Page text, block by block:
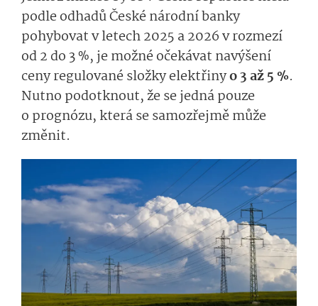
podle odhadů České národní banky
pohybovat v letech 2025 a 2026 v rozmezí
od 2 do 3 %, je možné očekávat navýšení
ceny regulované složky elektřinyo 3 až 5 %.
Nutno podotknout, že se jedná pouze
o prognózu, která se samozřejmě může
změnit.